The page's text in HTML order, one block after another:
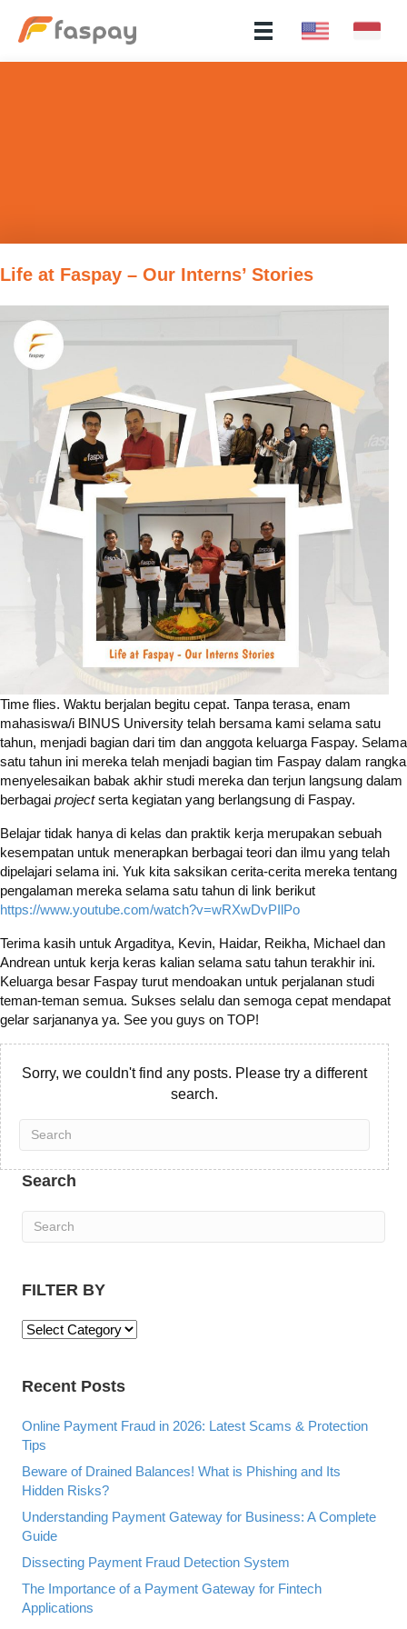
​Life at Faspay – Our Interns’ Stories
Time flies. Waktu berjalan begitu cepat. Tanpa terasa, enam
mahasiswa/i BINUS University telah bersama kami selama satu
tahun, menjadi bagian dari tim dan anggota keluarga Faspay. Selama
satu tahun ini mereka telah menjadi bagian tim Faspay dalam rangka
menyelesaikan babak akhir studi mereka dan terjun langsung dalam
berbagai projectserta kegiatan yang berlangsung di Faspay.
Belajar tidak hanya di kelas dan praktik kerja merupakan sebuah
kesempatan untuk menerapkan berbagai teori dan ilmu yang telah
dipelajari selama ini. Yuk kita saksikan cerita-cerita mereka tentang
pengalaman mereka selama satu tahun di link berikut
https://www.youtube.com/watch?v=wRXwDvPIlPo
Terima kasih untuk Argaditya, Kevin, Haidar, Reikha, Michael dan
Andrean untuk kerja keras kalian selama satu tahun terakhir ini.
Keluarga besar Faspay turut mendoakan untuk perjalanan studi
teman-teman semua. Sukses selalu dan semoga cepat mendapat
gelar sarjananya ya. See you guys on TOP!
Sorry, we couldn't find any posts. Please try a different
search.
Search
FILTER BY
F
T
R
B
Y
Recent Posts
Online Payment Fraud in 2026: Latest Scams & Protection
Tips
Beware of Drained Balances! What is Phishing and Its
Hidden Risks?
Understanding Payment Gateway for Business: A Complete
Guide
Dissecting Payment Fraud Detection System
The Importance of a Payment Gateway for Fintech
Applications